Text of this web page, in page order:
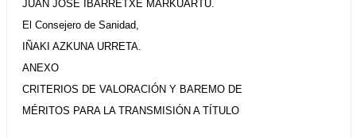
JUAN JOSÉ IBARRETXE MARKUARTU.
El Consejero de Sanidad,
IÑAKI AZKUNA URRETA.
ANEXO
CRITERIOS DE VALORACIÓN Y BAREMO DE
MÉRITOS PARA LA TRANSMISIÓN A TÍTULO